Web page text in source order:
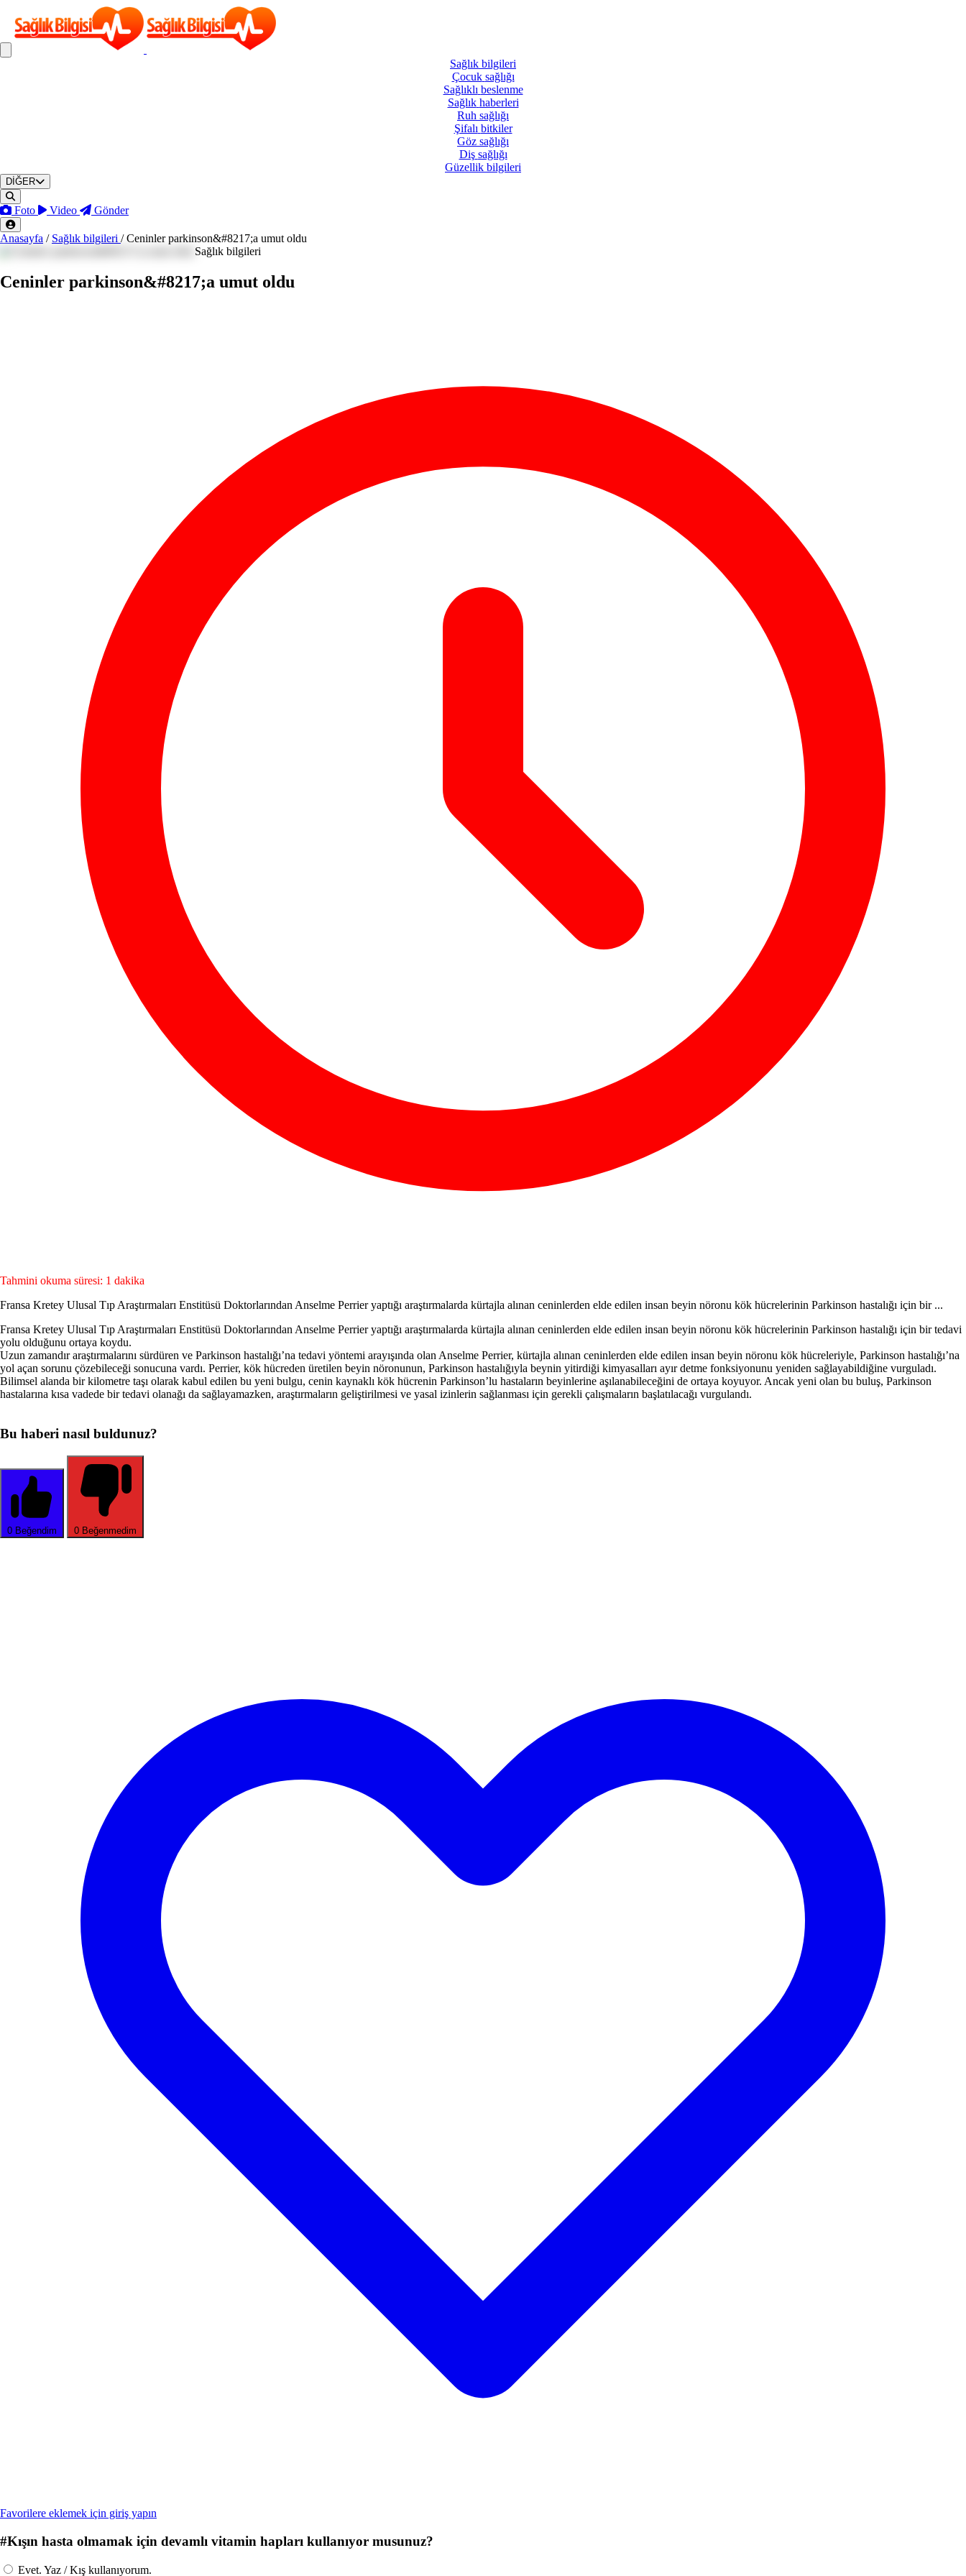
Sağlık bilgileri
Çocuk sağlığı
Sağlıklı beslenme
Sağlık haberleri
Ruh sağlığı
Şifalı bitkiler
Göz sağlığı
Diş sağlığı
Güzellik bilgileri
DİĞER
Foto Video Gönder
Anasayfa / Sağlık bilgileri / Ceninler parkinson&#8217;a umut oldu
Sağlık bilgileri
Ceninler parkinson&#8217;a umut oldu
Tahmini okuma süresi: 1 dakika
Fransa Kretey Ulusal Tıp Araştırmaları Enstitüsü Doktorlarından Anselme Perrier yaptığı araştırmalarda kürtajla alınan ceninlerden elde edilen insan beyin nöronu kök hücrelerinin Parkinson hastalığı için bir ...
Fransa Kretey Ulusal Tıp Araştırmaları Enstitüsü Doktorlarından Anselme Perrier yaptığı araştırmalarda kürtajla alınan ceninlerden elde edilen insan beyin nöronu kök hücrelerinin Parkinson hastalığı için bir tedavi
yolu olduğunu ortaya koydu.
Uzun zamandır araştırmalarını sürdüren ve Parkinson hastalığı’na tedavi yöntemi arayışında olan Anselme Perrier, kürtajla alınan ceninlerden elde edilen insan beyin nöronu kök hücreleriyle, Parkinson hastalığı’na
yol açan sorunu çözebileceği sonucuna vardı. Perrier, kök hücreden üretilen beyin nöronunun, Parkinson hastalığıyla beynin yitirdiği kimyasalları ayır detme fonksiyonunu yeniden sağlayabildiğine vurguladı.
Bilimsel alanda bir kilometre taşı olarak kabul edilen bu yeni bulgu, cenin kaynaklı kök hücrenin Parkinson’lu hastaların beyinlerine aşılanabileceğini de ortaya koyuyor. Ancak yeni olan bu buluş, Parkinson
hastalarına kısa vadede bir tedavi olanağı da sağlayamazken, araştırmaların geliştirilmesi ve yasal izinlerin sağlanması için gerekli çalışmaların başlatılacağı vurgulandı.
Bu haberi nasıl buldunuz?
0 Beğendim 0 Beğenmedim
Favorilere eklemek için giriş yapın
#Kışın hasta olmamak için devamlı vitamin hapları kullanıyor musunuz?
Evet. Yaz / Kış kullanıyorum.